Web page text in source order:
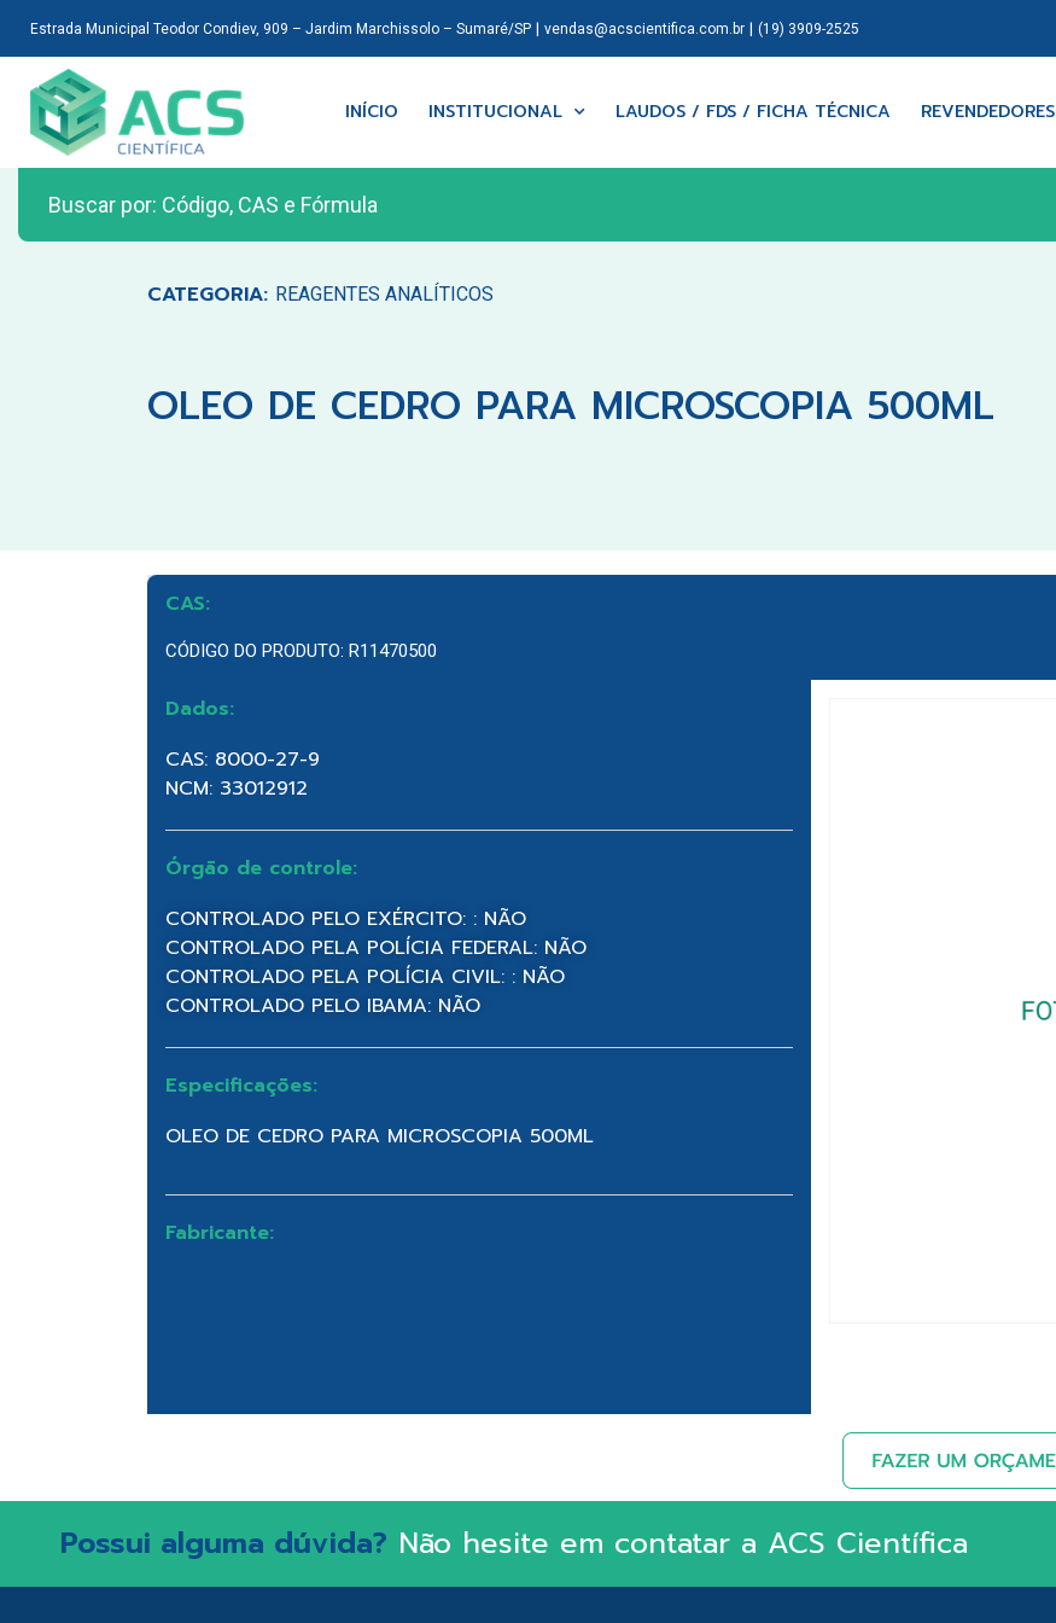
Estrada Municipal Teodor Condiev, 909 – Jardim Marchissolo – Sumaré/SP| vendas@acscientifica.com.br| (19) 3909-2525
INÍCIO INSTITUCIONAL LAUDOS / FDS / FICHA TÉCNICA REVENDEDORES
CATEGORIA: REAGENTES ANALÍTICOS
OLEO DE CEDRO PARA MICROSCOPIA 500ML
CAS:
CÓDIGO DO PRODUTO: R11470500
Dados:
CAS: 8000-27-9
NCM: 33012912
Órgão de controle:
CONTROLADO PELO EXÉRCITO: : NÃO
CONTROLADO PELA POLÍCIA FEDERAL: NÃO
CONTROLADO PELA POLÍCIA CIVIL: : NÃO
CONTROLADO PELO IBAMA: NÃO
Especificações:
OLEO DE CEDRO PARA MICROSCOPIA 500ML
Fabricante:
Possui alguma dúvida? Não hesite em contatar a ACS Científica